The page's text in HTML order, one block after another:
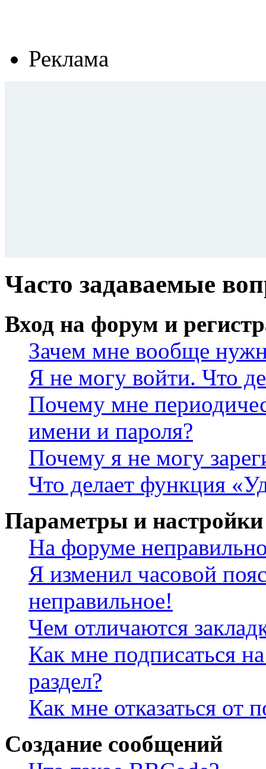
Реклама
Часто задаваемые
Вход на форум и
Зачем мне вообще
Я не могу войти. Что
Почему мне
имени и пароля?
Почему я не могу
Что делает функция
Параметры и настройки
На форуме
Я изменил часовой
неправильное!
Чем отличаются
Как мне подписаться
раздел?
Как мне отказаться от
Создание сообщений